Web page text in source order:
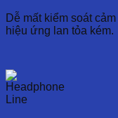
Dễ mất kiểm soát
hiệu ứng lan tỏa kém.